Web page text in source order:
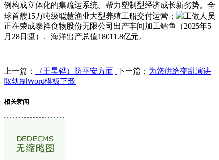
例构成立体化的集疏运系统。帮力塑制型经济成长新劣势。全
球首艘15万吨级聪慧渔业大型养殖工船交付运营；
工做人员
正在荣成泰祥食物股份无限公司出产车间加工鳕鱼（2025年5
月28日摄）。海洋出产总值18011.8亿元。
上一篇： （王昊铧）防平安方面 下一篇： 为您供给变乱演讲
取轨制Word模板下载
相关新闻